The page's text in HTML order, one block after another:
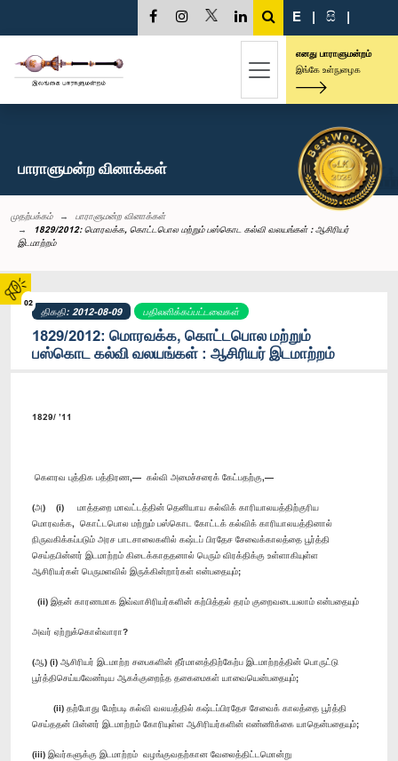
02
E | සි |
எனது பாராளுமன்றம்
இங்கே உள்நுழைக
பாராளுமன்ற வினாக்கள்
முதற்பக்கம்
பாராளுமன்ற வினாக்கள்
1829/2012: மொரவக்க, கொட்டபொல மற்றும் பஸ்கொட கல்வி வலயங்கள் : ஆசிரியர்
இடமாற்றம்
திகதி: 2012-08-09 பதிலளிக்கப்பட்டவைகள்
1829/2012: மொரவக்க, கொட்டபொல மற்றும்
பஸ்கொட கல்வி வலயங்கள் : ஆசிரியர் இடமாற்றம்
1829/ ’11
கெளரவ புத்திக பத்திரண,— கல்வி அமைச்சரைக் கேட்பதற்கு,—
(அ) (i) மாத்தறை மாவட்டத்தின் தெனியாய கல்விக் காரியாலயத்திற்குரிய
மொரவக்க, கொட்டபொல மற்றும் பஸ்கொட கோட்டக் கல்விக் காரியாலயத்தினால்
நிருவகிக்கப்படும் அரச பாடசாலைகளில் கஷ்டப் பிரதேச சேவைக்காலத்தை பூர்த்தி
செய்தபின்னர் இடமாற்றம் கிடைக்காததனால் பெரும் விரக்திக்கு உள்ளாகியுள்ள
ஆசிரியர்கள் பெருமளவில் இருக்கின்றார்கள் என்பதையும்;
(ii) இதன் காரணமாக இவ்வாசிரியர்களின் கற்பித்தல் தரம் குறைவடையலாம் என்பதையும்
அவர் ஏற்றுக்கொள்வாரா?
(ஆ) (i) ஆசிரியர் இடமாற்ற சபைகளின் தீர்மானத்திற்கேற்ப இடமாற்றத்தின் பொருட்டு
பூர்த்திசெய்யவேண்டிய ஆகக்குறைந்த தகைமைகள் யாவையென்பதையும்;
(ii) தற்போது மேற்படி கல்வி வலயத்தில் கஷ்டப்பிரதேச சேவைக் காலத்தை பூர்த்தி
செய்ததன் பின்னர் இடமாற்றம் கோரியுள்ள ஆசிரியர்களின் எண்ணிக்கை யாதென்பதையும்;
(iii) இவர்களுக்கு இடமாற்றம் வழங்குவதற்கான வேலைத்திட்டமொன்று